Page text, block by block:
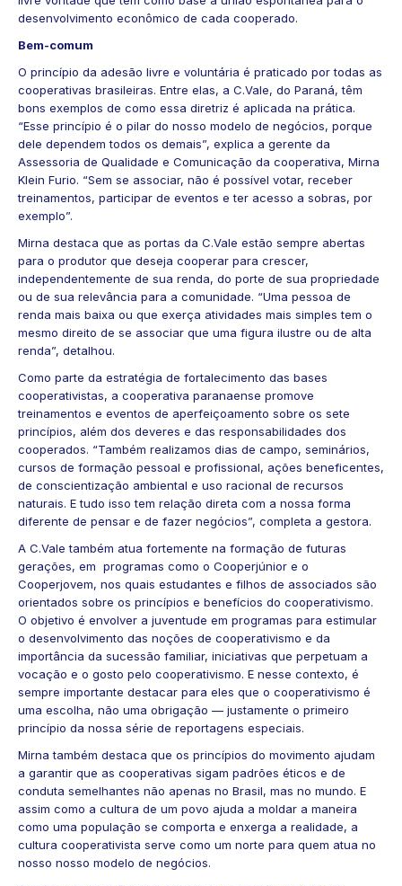
desenvolvimento econômico de cada cooperado.
Bem-comum
O princípio da adesão livre e voluntária é praticado por todas as
cooperativas brasileiras. Entre elas, a C.Vale, do Paraná, têm
bons exemplos de como essa diretriz é aplicada na prática.
“Esse princípio é o pilar do nosso modelo de negócios, porque
dele dependem todos os demais”, explica a gerente da
Assessoria de Qualidade e Comunicação da cooperativa, Mirna
Klein Furio. “Sem se associar, não é possível votar, receber
treinamentos, participar de eventos e ter acesso a sobras, por
exemplo”.
Mirna destaca que as portas da C.Vale estão sempre abertas
para o produtor que deseja cooperar para crescer,
independentemente de sua renda, do porte de sua propriedade
ou de sua relevância para a comunidade. “Uma pessoa de
renda mais baixa ou que exerça atividades mais simples tem o
mesmo direito de se associar que uma figura ilustre ou de alta
renda”, detalhou.
Como parte da estratégia de fortalecimento das bases
cooperativistas, a cooperativa paranaense promove
treinamentos e eventos de aperfeiçoamento sobre os sete
princípios, além dos deveres e das responsabilidades dos
cooperados. “Também realizamos dias de campo, seminários,
cursos de formação pessoal e profissional, ações beneficentes,
de conscientização ambiental e uso racional de recursos
naturais. E tudo isso tem relação direta com a nossa forma
diferente de pensar e de fazer negócios”, completa a gestora.
A C.Vale também atua fortemente na formação de futuras
gerações, em programas como o Cooperjúnior e o
Cooperjovem, nos quais estudantes e filhos de associados são
orientados sobre os princípios e benefícios do cooperativismo.
O objetivo é envolver a juventude em programas para estimular
o desenvolvimento das noções de cooperativismo e da
importância da sucessão familiar, iniciativas que perpetuam a
vocação e o gosto pelo cooperativismo. E nesse contexto, é
sempre importante destacar para eles que o cooperativismo é
uma escolha, não uma obrigação — justamente o primeiro
princípio da nossa série de reportagens especiais.
Mirna também destaca que os princípios do movimento ajudam
a garantir que as cooperativas sigam padrões éticos e de
conduta semelhantes não apenas no Brasil, mas no mundo. E
assim como a cultura de um povo ajuda a moldar a maneira
como uma população se comporta e enxerga a realidade, a
cultura cooperativista serve como um norte para quem atua no
nosso nosso modelo de negócios.